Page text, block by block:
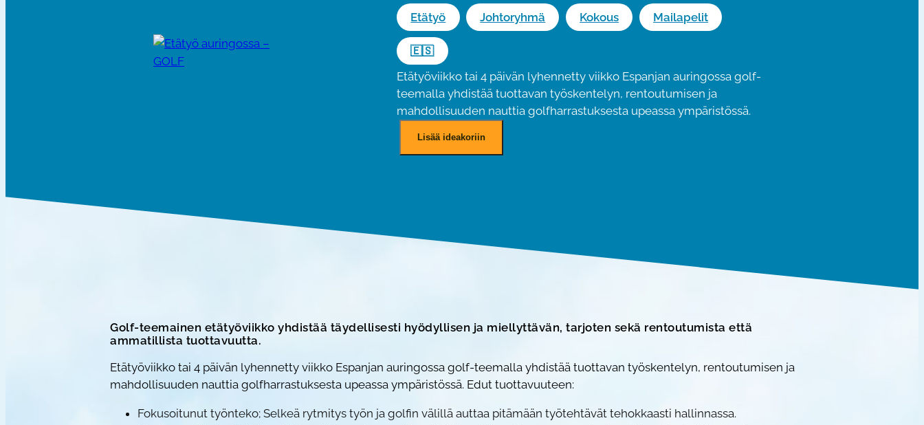
Etätyö Johtoryhmä Kokous Mailapelit
🇪🇸
Etätyöviikko tai 4 päivän lyhennetty viikko Espanjan auringossa golf-
teemalla yhdistää tuottavan työskentelyn, rentoutumisen ja
mahdollisuuden nauttia golfharrastuksesta upeassa ympäristössä.
a
g
–
Lisää ideakoriin
Golf-teemainen etätyöviikko yhdistää täydellisesti hyödyllisen ja miellyttävän, tarjoten sekä rentoutumista että
ammatillista tuottavuutta.
Etätyöviikko tai 4 päivän lyhennetty viikko Espanjan auringossa golf-teemalla yhdistää tuottavan työskentelyn, rentoutumisen ja
mahdollisuuden nauttia golfharrastuksesta upeassa ympäristössä. Edut tuottavuuteen:
Fokusoitunut työnteko; Selkeä rytmitys työn ja golfin välillä auttaa pitämään työtehtävät tehokkaasti hallinnassa.